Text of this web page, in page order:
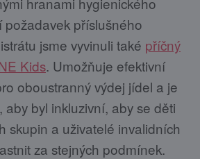
požadavek příslušného
jsme vyvinuli také příčný
Kids. Umožňuje efektivní
oboustranný výdej jídel a je
aby byl inkluzivní, aby se děti
skupin a uživatelé invalidních
za stejných podmínek.